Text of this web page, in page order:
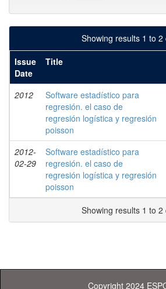
Showing results 1 to 2
Issue
Date
Title
2012
Software estadístico para
regresión. el caso de
regresión logística y regresión
poisson
2012-
02-29
Software estadístico para
regresión. el caso de
regresión logística y regresión
poisson
Showing results 1 to 2
Copyright 2024